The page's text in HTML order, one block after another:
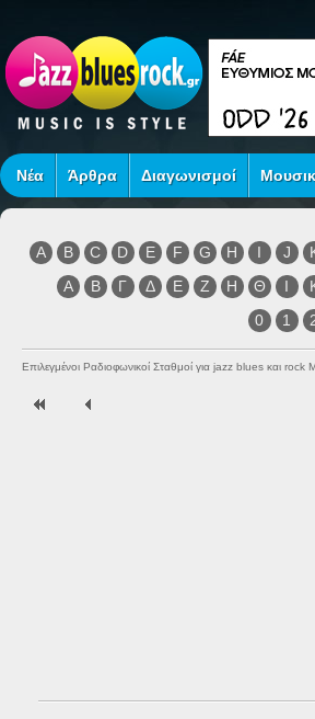
Νέα Άρθρα Διαγωνισμοί
A B C D E F G H I J
Α
Β Γ Δ Ε Ζ Η Θ Ι
0
1
Επιλεγμένοι Ραδιοφωνικοί Σταθμοί για jazz blues και rock